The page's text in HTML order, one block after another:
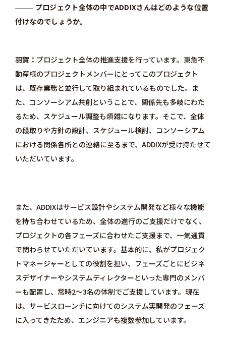
プロジェクト全体の中でADDIXさんはどのような位置
付けなのでしょうか。
羽賀
プロジェクト全体の推進支援を行っています。東急不
動産様のプロジェクトメンバーにとってこのプロジェクト
は、既存業務と並行して取り組まれているものでした。ま
た、コンソーシアム共創ということで、関係先も多岐にわた
るため、スケジュール調整も煩雑になります。そこで、全体
の段取りや方針の設計、スケジュール検討、コンソーシアム
における関係各所との連絡に至るまで、ADDIXが受け持たせて
いただいています。
また、ADDIXはサービス設計やシステム開発など様々な機能
を持ち合わせているため、全体の進行のご支援だけでなく、
プロジェクトの各フェーズに合わせたご支援まで、一気通貫
で関わらせていただいています。基本的に、私がプロジェク
トマネージャーとしての役割を担い、フェーズごとにビジネ
スデザイナーやシステムディレクターといった専門のメンバ
ーも配置し、常時2～3名の体制でご支援しています。現在
は、サービスローンチに向けてのシステム実開発のフェーズ
に入ってきたため、エンジニアも複数参加しています。